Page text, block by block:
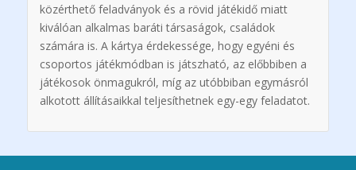
közérthető feladványok és a rövid játékidő miatt
kiválóan alkalmas baráti társaságok, családok
számára is. A kártya érdekessége, hogy egyéni és
csoportos játékmódban is játszható, az előbbiben a
játékosok önmagukról, míg az utóbbiban egymásról
alkotott állításaikkal teljesíthetnek egy-egy feladatot.